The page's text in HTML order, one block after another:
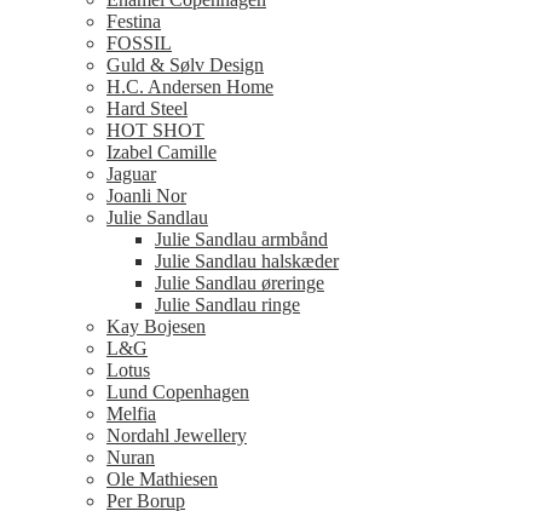
Festina
FOSSIL
Guld & Sølv Design
H.C. Andersen Home
Hard Steel
HOT SHOT
Izabel Camille
Jaguar
Joanli Nor
Julie Sandlau
Julie Sandlau armbånd
Julie Sandlau halskæder
Julie Sandlau øreringe
Julie Sandlau ringe
Kay Bojesen
L&G
Lotus
Lund Copenhagen
Melfia
Nordahl Jewellery
Nuran
Ole Mathiesen
Per Borup